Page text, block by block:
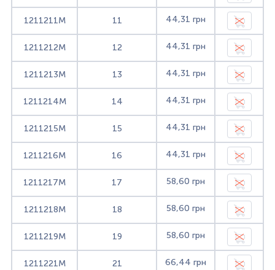
1211211M 11 44,31 грн
1211212M 12 44,31 грн
1211213M 13 44,31 грн
1211214M 14 44,31 грн
1211215M 15 44,31 грн
1211216M 16 44,31 грн
1211217M 17 58,60 грн
1211218M 18 58,60 грн
1211219M 19 58,60 грн
1211221M 21 66,44 грн